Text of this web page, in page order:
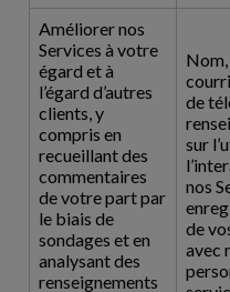
Améliorer nos
Services à votre
égard et à
l’égard d’autres
clients, y
compris en
recueillant des
commentaires
de votre part par
le biais de
sondages et en
analysant des
renseignements
de
sur
nos
de
avec